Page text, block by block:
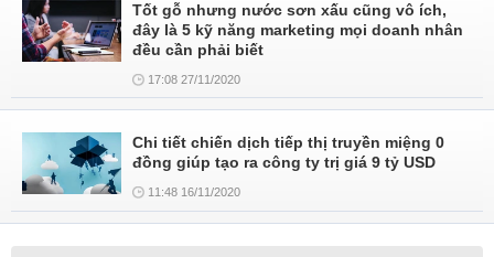
Tốt gỗ nhưng nước sơn xấu cũng vô ích,
đây là 5 kỹ năng marketing mọi doanh nhân
đều cần phải biết
17:08 27/11/2020
Chi tiết chiến dịch tiếp thị truyền miệng 0
đồng giúp tạo ra công ty trị giá 9 tỷ USD
11:48 16/11/2020